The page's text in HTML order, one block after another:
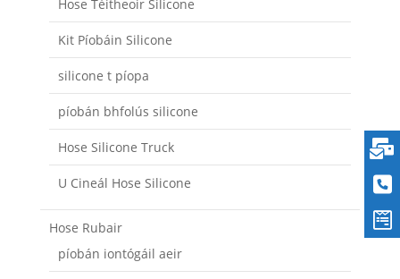
Hose Téitheoir Silicone
Kit Píobáin Silicone
silicone t píopa
píobán bhfolús silicone
Hose Silicone Truck
U Cineál Hose Silicone
Hose Rubair
píobán iontógáil aeir